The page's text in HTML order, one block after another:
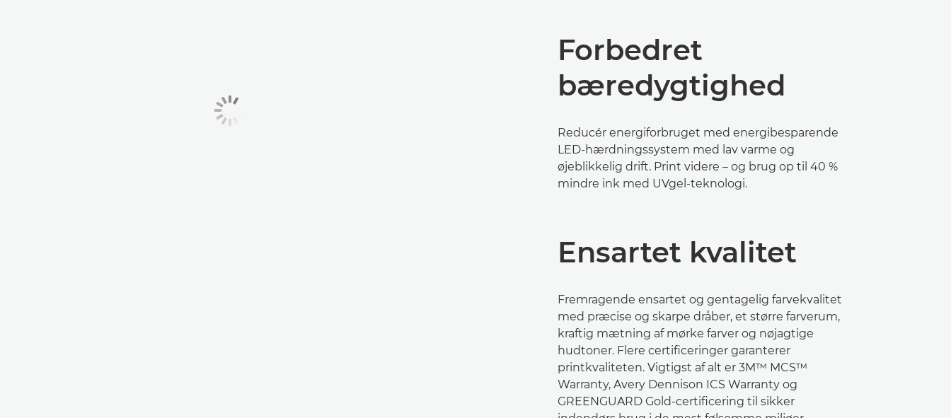
Forbedret
bæredygtighed
Reducér energiforbruget med energibesparende
LED-hærdningssystem med lav varme og
øjeblikkelig drift. Print videre – og brug op til 40 %
mindre ink med UVgel-teknologi.
Ensartet kvalitet
Fremragende ensartet og gentagelig farvekvalitet
med præcise og skarpe dråber, et større farverum,
kraftig mætning af mørke farver og nøjagtige
hudtoner. Flere certificeringer garanterer
printkvaliteten. Vigtigst af alt er 3M™ MCS™
Warranty, Avery Dennison ICS Warranty og
GREENGUARD Gold-certificering til sikker